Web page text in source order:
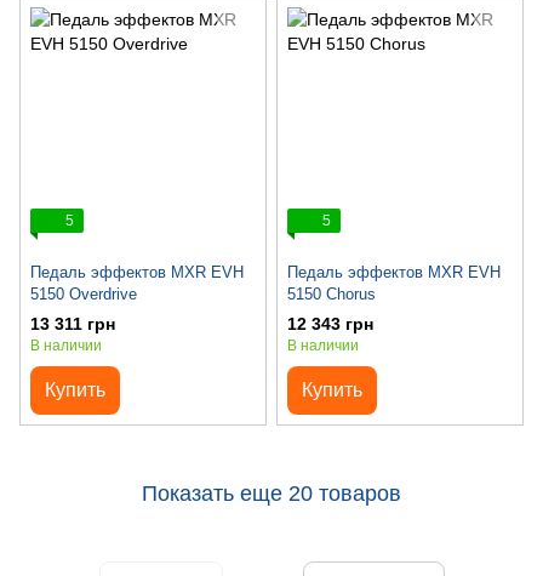
5
Педаль эффектов MXR EVH
5150 Overdrive
13 311 грн
В наличии
Купить
5
Педаль эффектов MXR EVH
5150 Chorus
12 343 грн
В наличии
Купить
Показать еще 20 товаров